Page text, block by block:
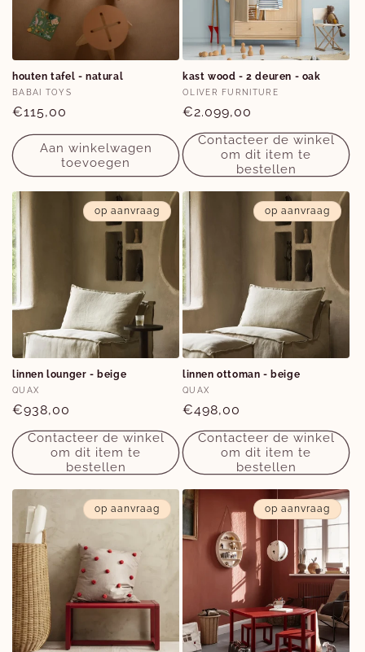
houten tafel - natural
Verkoper:
BABAI TOYS
Normale
prijs
€115,00
Aan winkelwagen
toevoegen
kast wood - 2 deuren - oak
Verkoper:
OLIVER FURNITURE
Normale
prijs
€2.099,00
Contacteer de winkel
om dit item te
bestellen
op aanvraag
linnen lounger - beige
Verkoper:
QUAX
Normale
prijs
€938,00
Contacteer de winkel
om dit item te
bestellen
op aanvraag
linnen ottoman - beige
Verkoper:
QUAX
Normale
prijs
€498,00
Contacteer de winkel
om dit item te
bestellen
op aanvraag op aanvraag